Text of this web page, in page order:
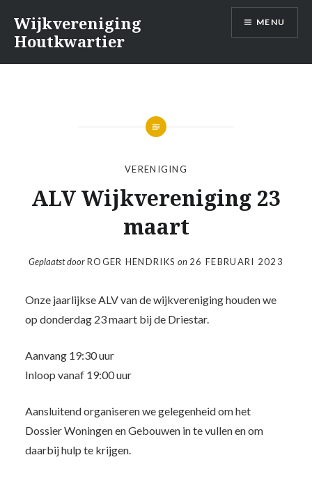
inhoud
Wijkvereniging
Houtkwartier
MENU
VERENIGING
ALV Wijkvereniging 23
maart
Geplaatst doorROGER HENDRIKS on 26 FEBRUARI 2023
Onze jaarlijkse ALV van de wijkvereniging houden we
op donderdag 23 maart bij de Driestar.
Aanvang 19:30 uur
Inloop vanaf 19:00 uur
Aansluitend organiseren we gelegenheid om het
Dossier Woningen en Gebouwen in te vullen en om
daarbij hulp te krijgen.